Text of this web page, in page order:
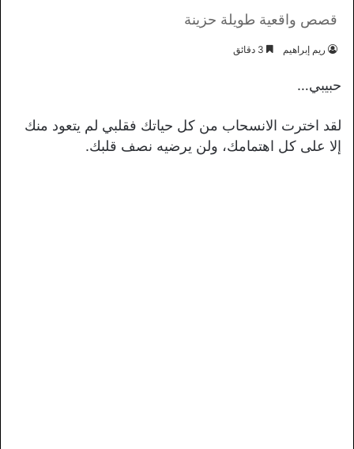
قصص واقعية طويلة حزينة
ريم إبراهيم
حبيبي…
لقد اخترت الانسحاب من كل حياتك فقلبي لم يتعود منك
إلا على كل اهتمامك، ولن يرضيه نصف قلبك.